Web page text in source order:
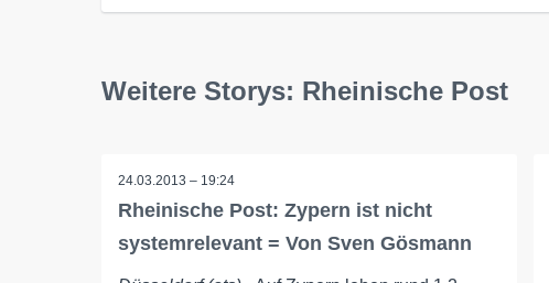
Weitere Storys: Rheinische Post
24.03.2013 – 19:24
Rheinische Post: Zypern ist nicht
systemrelevant = Von Sven Gösmann